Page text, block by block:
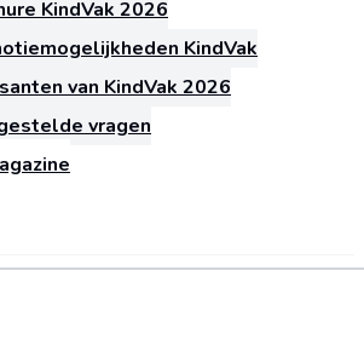
KindVak 2026
KindVak
van KindVak 2026
vragen